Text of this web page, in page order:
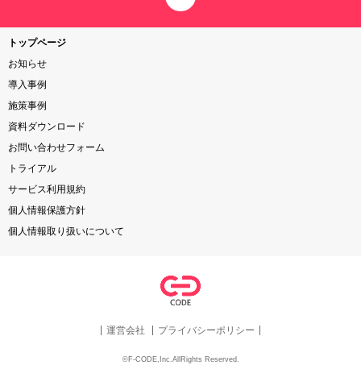
トップページ
お知らせ
導入事例
施策事例
資料ダウンロード
お問い合わせフォーム
トライアル
サービス利用規約
個人情報保護方針
個人情報取り扱いについて
運営会社 プライバシーポリシー
©F-CODE,Inc.AllRights Reserved.